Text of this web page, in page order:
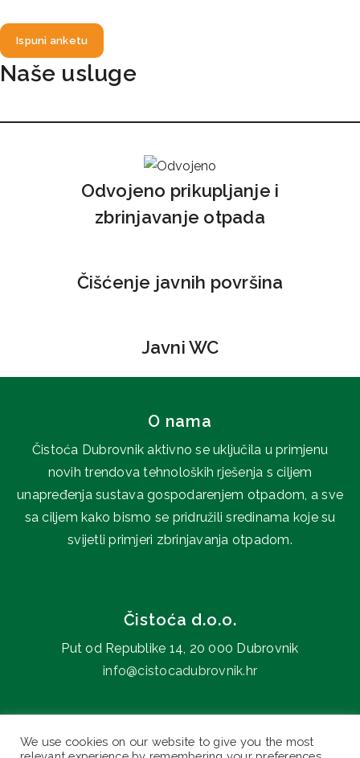
Ispuni anketu
Naše usluge
Odvojeno prikupljanje i
zbrinjavanje otpada
Čišćenje javnih površina
Javni WC
O nama
Čistoća Dubrovnik aktivno se uključila u primjenu
novih trendova tehnoloških rješenja s ciljem
unapređenja sustava gospodarenjem otpadom, a sve
sa ciljem kako bismo se pridružili sredinama koje su
svijetli primjeri zbrinjavanja otpadom.
Čistoća d.o.o.
Put od Republike 14, 20 000 Dubrovnik
info@cistocadubrovnik.hr
0800 606 707
We use cookies on our website to give you the most